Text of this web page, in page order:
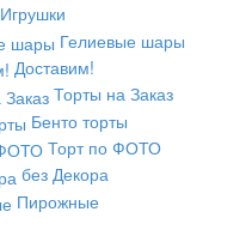
Игрушки
Гелиевые шары
Доставим!
Торты на Заказ
Бенто торты
Торт по ФОТО
без Декора
Пирожные